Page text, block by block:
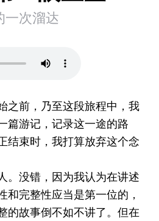
一次溜达
之前，乃至这段旅程中，我
篇游记，记录这一途的路
结束时，我打算放弃这个念
。没错，因为我认为在讲述
和完整性应当是第一位的，
的故事倒不如不讲了。但在